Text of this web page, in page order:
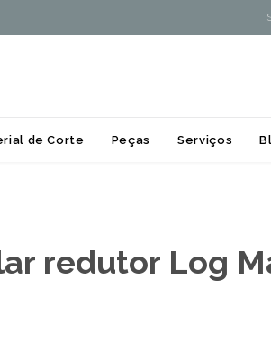
to
de Corte Peças Serviços
redutor Log